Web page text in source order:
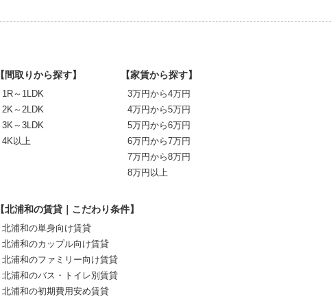
【間取りから探す】
1R～1LDK
2K～2LDK
3K～3LDK
4K以上
【家賃から探す】
3万円から4万円
4万円から5万円
5万円から6万円
6万円から7万円
7万円から8万円
8万円以上
【北浦和の賃貸｜こだわり条件】
北浦和の単身向け賃貸
北浦和のカップル向け賃貸
北浦和のファミリー向け賃貸
北浦和のバス・トイレ別賃貸
北浦和の初期費用安め賃貸